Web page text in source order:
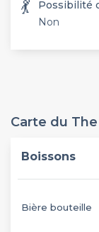
💃
Possibilité
Non
Carte du
Boissons
Bière bouteille